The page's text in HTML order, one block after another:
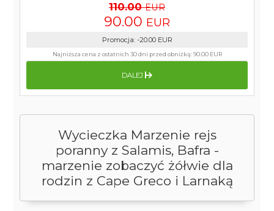
Wycieczka Marzenie rejs
poranny z Salamis, Bafra -
marzenie zobaczyć żółwie dla
rodzin z Cape Greco i Larnaką
110.00 EUR
90.00 EUR
Promocja: -20.00 EUR
Najniższa cena z ostatnich 30 dni przed obniżką:90.00 EUR
DALEJ